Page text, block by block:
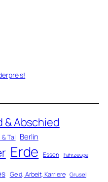
& Abschied
& Tal Berlin
Erde Essen Fahrzeuge
Geld, Arbeit, Karriere Grusel